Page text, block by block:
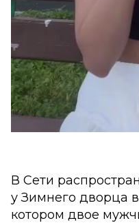
В Сети
у Зимнего дворца
котором двое